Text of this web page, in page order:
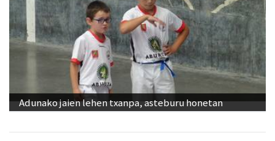
Adunako jaien lehen txanpa, asteburu honetan